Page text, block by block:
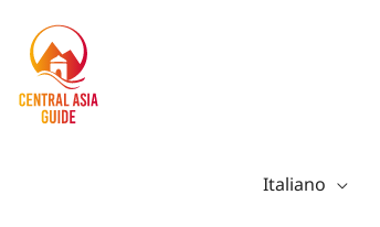
contenuto
Italiano